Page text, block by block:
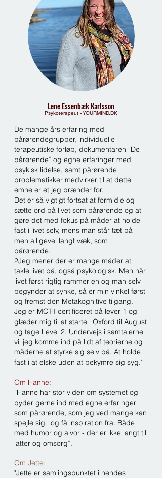
Lene Essenbæk Karlsson
Psykoterapeut - YOURMIND.DK
De mange års erfaring med
pårørendegrupper, individuelle
terapeutiske forløb, dokumentaren “De
pårørende” og egne erfaringer med
psykisk lidelse, samt pårørende
problematikker medvirker til at dette
emne er et jeg brænder for.
Det er så vigtigt fortsat at formidle og
sætte ord på livet som pårørende og at
gøre det med fokus på måder at holde
fast i livet selv, mens man står tæt på
men alligevel langt væk, som
pårørende.
2Jeg mener der er mange måder at
takle livet på, også psykologisk. Men når
livet først rigtig rammer en og man selv
begynder at synke, så er min vinkel først
og fremst den Metakognitive tilgang.
Jeg er MCT-I certificeret på lever 1 og
glæder mig til at starte i Oxford til August
og tage Level 2. Undervejs i samtalerne
vil jeg komme ind på lidt af teorierne og
måderne at styrke sig selv på. At holde
fast i at elske uden at bekymre sig syg."
Om Hanne:
“Hanne har stor viden om systemet og
byder gerne ind med egne erfaringer
som pårørende, som jeg ved mange kan
spejle sig i og få inspiration fra. Både
med humor og alvor - der er ikke langt til
latter og omsorg”.
Om Jette:
"Jette er samlingspunktet i hendes